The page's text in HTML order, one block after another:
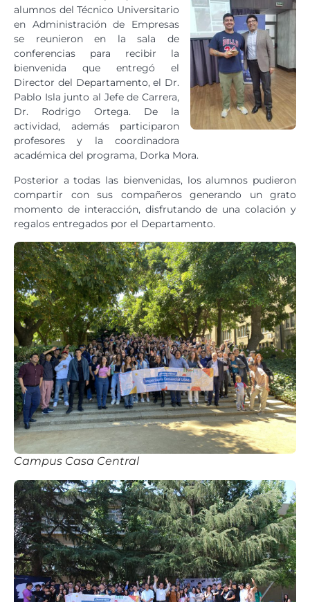
alumnos del Técnico Universitario
en Administración de Empresas
se reunieron en la sala de
conferencias para recibir la
bienvenida que entregó el
Director del Departamento, el Dr.
Pablo Isla junto al Jefe de Carrera,
Dr. Rodrigo Ortega. De la
actividad, además participaron
profesores y la coordinadora
académica del programa, Dorka Mora.
Posterior a todas las bienvenidas, los alumnos pudieron
compartir con sus compañeros generando un grato
momento de interacción, disfrutando de una colación y
regalos entregados por el Departamento.
Campus Casa Central